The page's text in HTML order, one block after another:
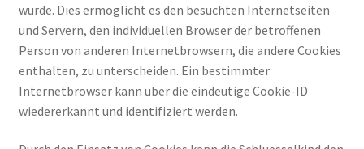
wurde. Dies ermöglicht es den besuchten Internetseiten
und Servern, den individuellen Browser der betroffenen
Person von anderen Internetbrowsern, die andere Cookies
enthalten, zu unterscheiden. Ein bestimmter
Internetbrowser kann über die eindeutige Cookie-ID
wiedererkannt und identifiziert werden.